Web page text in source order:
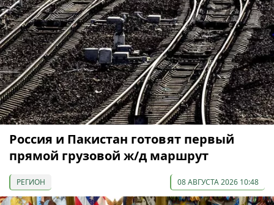
Россия и Пакистан готовят первый
прямой грузовой ж/д маршрут
РЕГИОН 08 АВГУСТА 2026 10:48